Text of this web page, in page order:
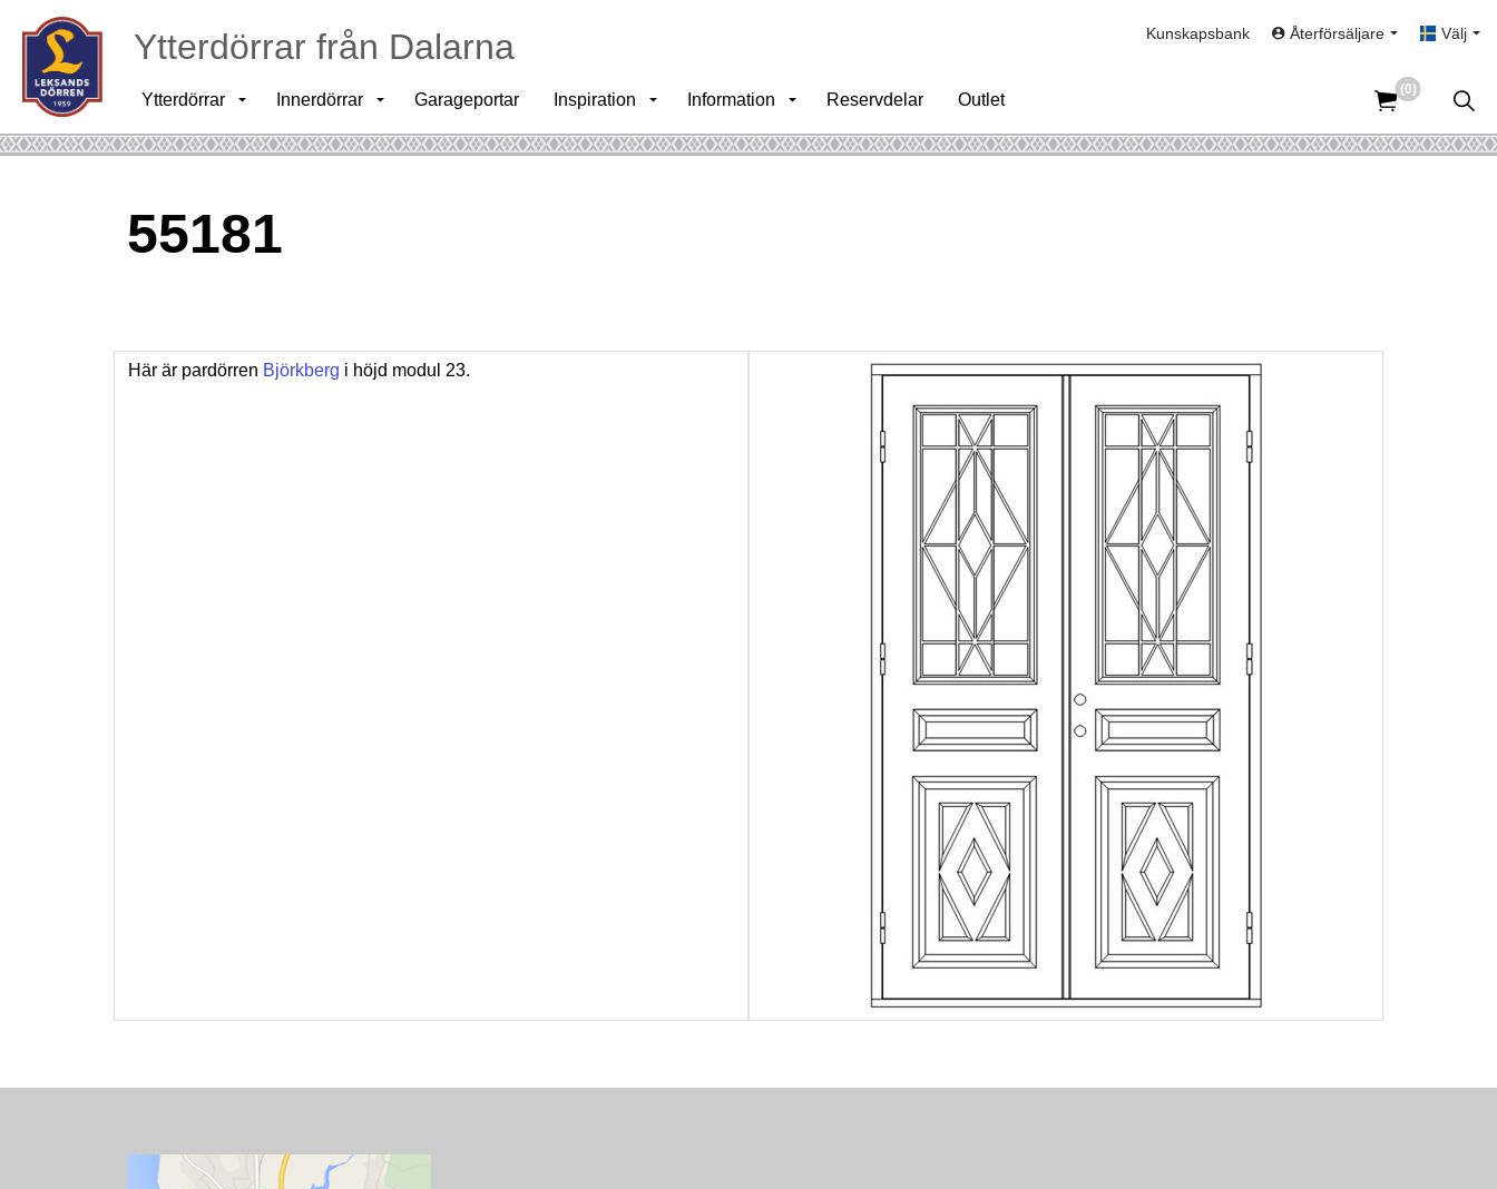
Ytterdörrar från Dalarna
Ytterdörrar Innerdörrar Garageportar Inspiration Information Reservdelar Outlet
Kunskapsbank Återförsäljare Välj
(0)
55181
Här är pardörren Björkberg i höjd modul 23.